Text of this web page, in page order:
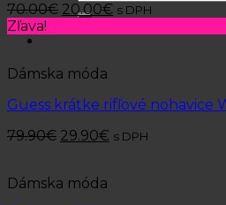
70.00€ 20.00€ s DPH
Zľava!
Dámska móda
Guess krátke rifľové nohavice
79.90€ 29.90€ s DPH
Dámska móda